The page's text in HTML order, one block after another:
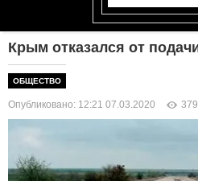
Крым отказался от
ОБЩЕСТВО
Опубликовано: 12:21 07.03.2020 379